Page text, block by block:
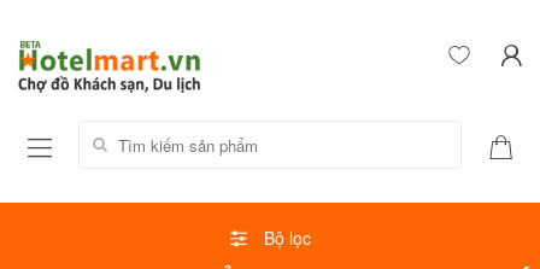
Tìm kiếm sản phẩm:
Bộ lọc